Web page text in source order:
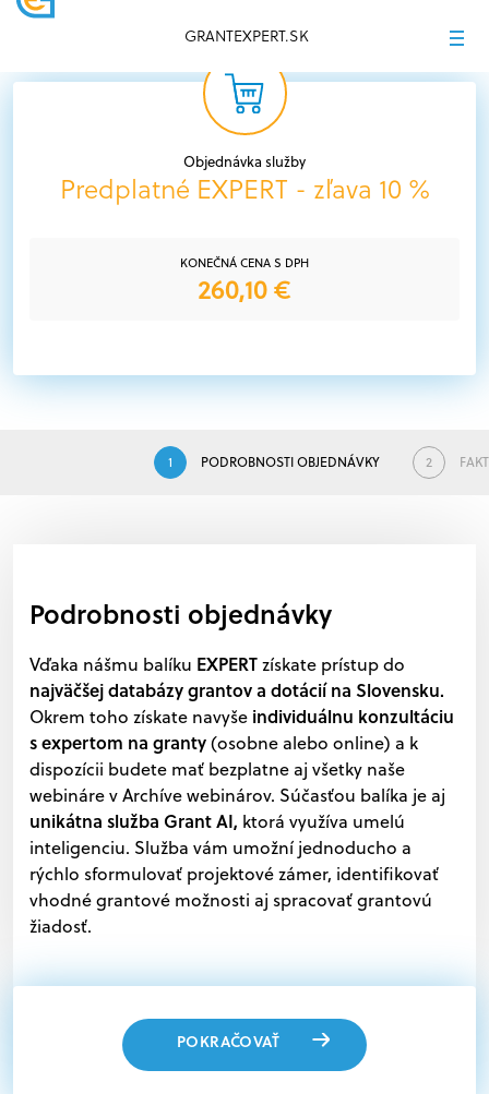
GRANTEXPERT.SK
Objednávka služby
Predplatné EXPERT - zľava 10 %
KONEČNÁ CENA S DPH
260,10 €
1 PODROBNOSTI OBJEDNÁVKY 2
Podrobnosti objednávky
Vďaka nášmu balíku EXPERTzískate prístup do
najväčšej databázy grantov a dotácií na Slovensku.
Okrem toho získate navyše individuálnu konzultáciu
s expertom na granty(osobne alebo online) a k
dispozícii budete mať bezplatne aj všetky naše
webináre v Archíve webinárov. Súčasťou balíka je aj
unikátna služba Grant AI, ktorá využíva umelú
inteligenciu. Služba vám umožní jednoducho a
rýchlo sformulovať projektové zámer, identifikovať
vhodné grantové možnosti aj spracovať grantovú
žiadosť.
POKRAČOVAŤ